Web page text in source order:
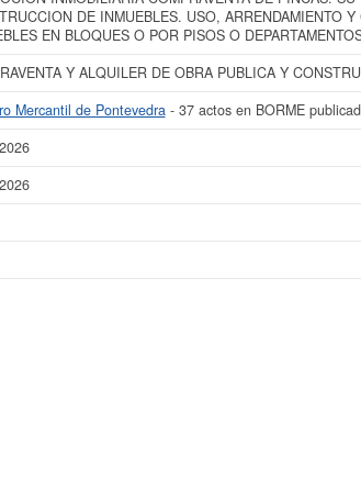
DE INMUEBLES. USO, ARRENDAMIENTO
EN BLOQUES O POR PISOS O
Y ALQUILER DE OBRA PUBLICA Y
Mercantil de Pontevedra- 37 actos en BORME